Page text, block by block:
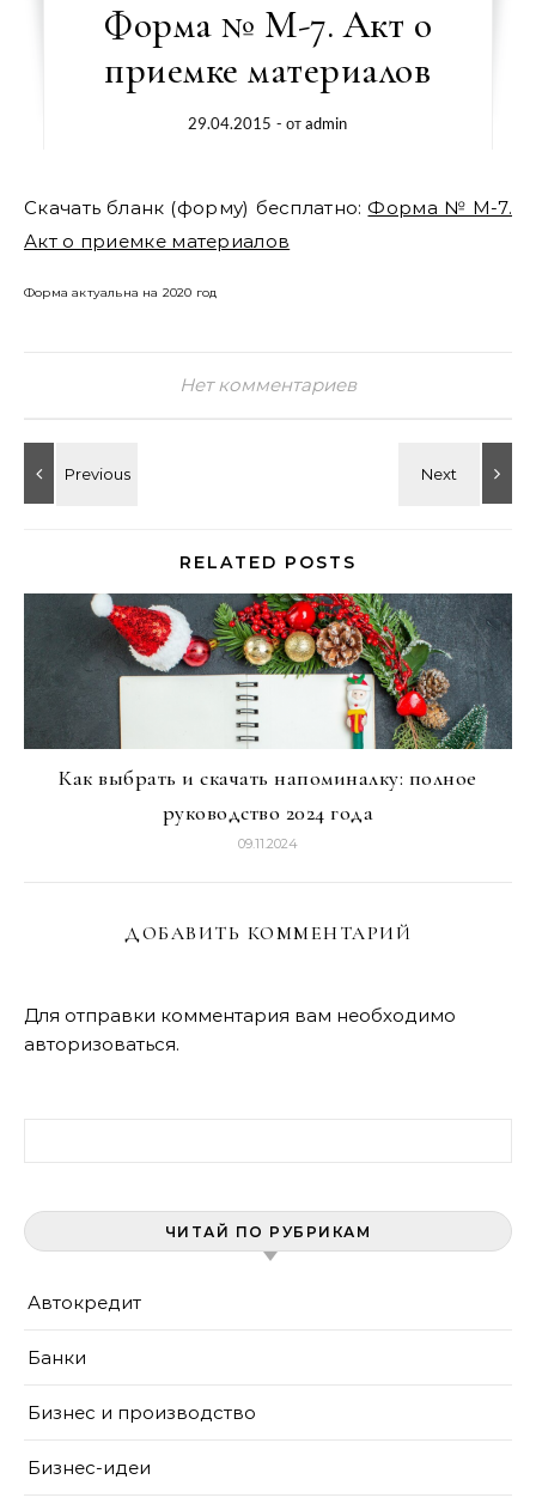
Форма № М-7. Акт о
приемке материалов
29.04.2015 - отadmin
Скачать бланк (форму) бесплатно: Форма № М-7.
Акт о приемке материалов
Форма актуальна на 2020 год
Нет комментариев
RELATED POSTS
Как выбрать и скачать напоминалку: полное
руководство 2024 года
09.11.2024
ДОБАВИТЬ КОММЕНТАРИЙ
Для отправки комментария вам необходимо
авторизоваться.
ЧИТАЙ ПО РУБРИКАМ
Автокредит
Банки
Бизнес и производство
Бизнес-идеи